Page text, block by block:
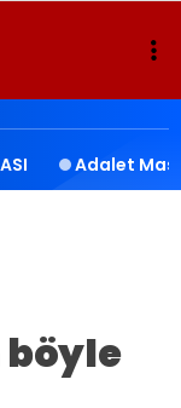
Adalet